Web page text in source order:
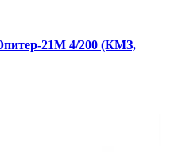
21М 4/200 (КМЗ,